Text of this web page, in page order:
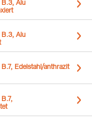
B.3, Alu
B.3, Alu
Edelstahl/anthrazit